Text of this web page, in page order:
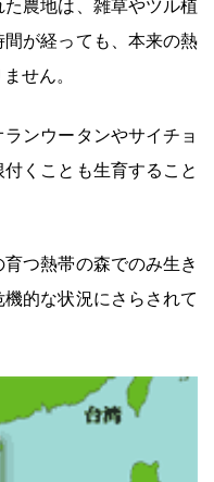
農地は、雑草やツル植
が経っても、本来の熱
せん。
ンウータンやサイチョ
くことも生育すること
つ熱帯の森でのみ生き
的な状況にさらされて